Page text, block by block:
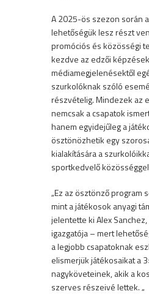
A 2025-ös szezon során
lehetőségük lesz részt
promóciós és közösségi
kezdve az edzői
médiamegjelenésektől
szurkolóknak szóló
részvételig. Mindezek az
nemcsak a csapatok
hanem egyidejűleg a
ösztönözhetik egy
kialakítására a
sportkedvelő
„Ez az ösztönző program
mint a játékosok anyagi
jelentette ki Alex
igazgatója – mert
a legjobb csapatoknak
elismerjük játékosaikat a
nagyköveteinek, akik a
szerves részeivé lettek. „